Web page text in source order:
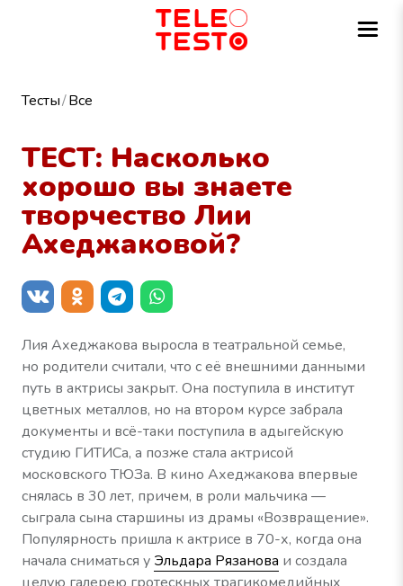
Тесты Все
ТЕСТ: Насколько
хорошо вы знаете
творчество Лии
Ахеджаковой?
Лия Ахеджакова выросла в театральной семье,
но родители считали, что с её внешними данными
путь в актрисы закрыт. Она поступила в институт
цветных металлов, но на втором курсе забрала
документы и всё-таки поступила в адыгейскую
студию ГИТИСа, а позже стала актрисой
московского ТЮЗа. В кино Ахеджакова впервые
снялась в 30 лет, причем, в роли мальчика —
сыграла сына старшины из драмы «Возвращение».
Популярность пришла к актрисе в 70-х, когда она
начала сниматься у Эльдара Рязанова и создала